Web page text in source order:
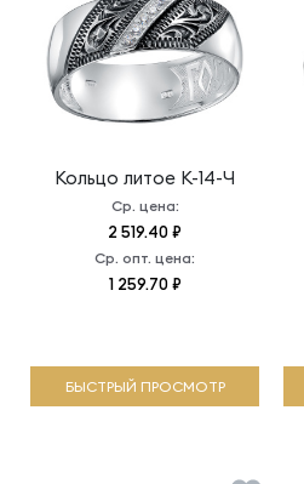
Кольцо литое К-14-Ч
Ср. цена:
2 519.40 ₽
Ср. опт. цена:
1 259.70 ₽
БЫСТРЫЙ ПРОСМОТР